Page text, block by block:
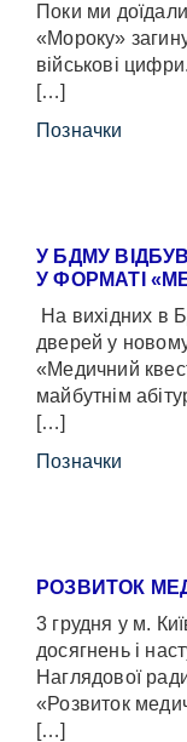
Поки ми
«Мороку»
військові
[…]
Позначки
У БДМУ
У ФОРМАТІ
На вихідних в
дверей у
«Медичний
майбутнім
[…]
Позначки
РОЗВИТОК
3 грудня у м.
досягнень і
Наглядової
«Розвиток
[…]